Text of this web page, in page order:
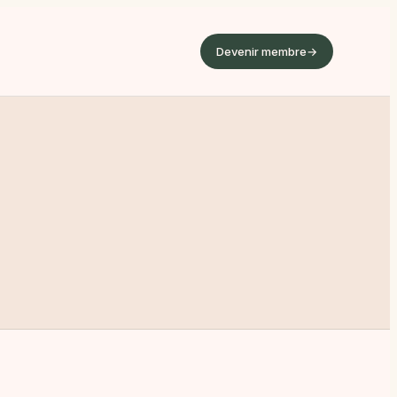
Devenir membre→